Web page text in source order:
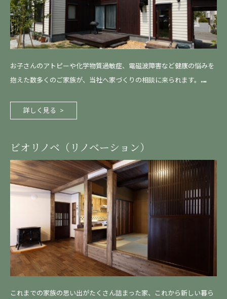
お子さんのアトピーや化学物質過敏症、電磁波障害など健康の悩みを
抱えた数多くのご家族が、当社へ家づくりの相談に来られます。…
詳しく見る
ビオリノベ（リノベーション）
これまでの家族の思い出がたくさん詰まった家、これから新しい暮ら